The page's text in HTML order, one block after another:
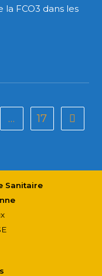
FCO3 dans les
… 17
Sanitaire